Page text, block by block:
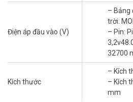
thường. Đèn vẫn hoạt động ổn định
là lựa chọn phù hợp cho khu vực
nhẹ.
Pin lithium sắt photphat
Loại pin này dùng cell 32700 mới
nhiệt, hạn chế nguy cơ cháy nổ so với
pin cũng được đánh giá bền hơn trong
Điện áp đầu vào (V)
– Bảng
trời:
– Pin:
32700
Kích thước
– Kích
– Kích
mm